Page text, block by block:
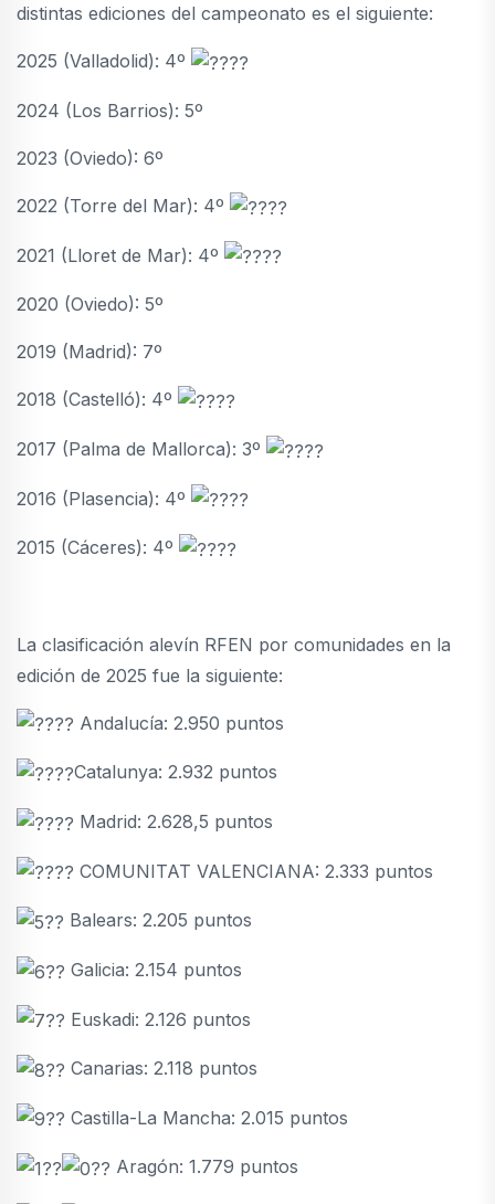
distintas ediciones del campeonato es el siguiente:
2025 (Valladolid): 4º
2024 (Los Barrios): 5º
2023 (Oviedo): 6º
2022 (Torre del Mar): 4º
2021 (Lloret de Mar): 4º
2020 (Oviedo): 5º
2019 (Madrid): 7º
2018 (Castelló): 4º
2017 (Palma de Mallorca): 3º
2016 (Plasencia): 4º
2015 (Cáceres): 4º
La clasificación alevín RFEN por comunidades en la
edición de 2025 fue la siguiente:
Andalucía: 2.950 puntos
Catalunya: 2.932 puntos
Madrid: 2.628,5 puntos
COMUNITAT VALENCIANA: 2.333 puntos
Balears: 2.205 puntos
Galicia: 2.154 puntos
Euskadi: 2.126 puntos
Canarias: 2.118 puntos
Castilla-La Mancha: 2.015 puntos
Aragón: 1.779 puntos